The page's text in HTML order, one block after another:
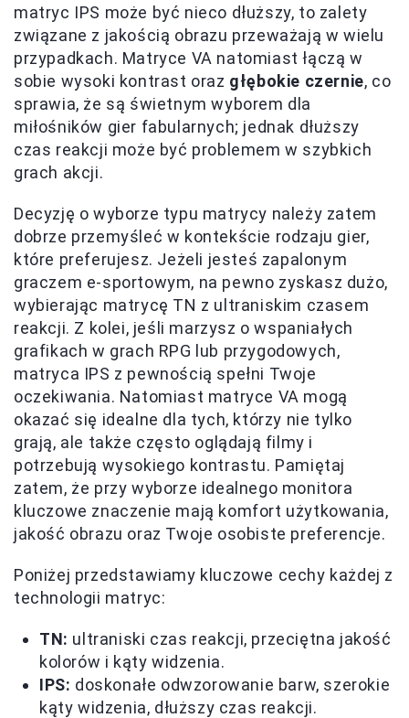
matryc IPS może być nieco dłuższy, to zalety
związane z jakością obrazu przeważają w wielu
przypadkach. Matryce VA natomiast łączą w
sobie wysoki kontrast oraz głębokie czernie, co
sprawia, że są świetnym wyborem dla
miłośników gier fabularnych; jednak dłuższy
czas reakcji może być problemem w szybkich
grach akcji.
Decyzję o wyborze typu matrycy należy zatem
dobrze przemyśleć w kontekście rodzaju gier,
które preferujesz. Jeżeli jesteś zapalonym
graczem e-sportowym, na pewno zyskasz dużo,
wybierając matrycę TN z ultraniskim czasem
reakcji. Z kolei, jeśli marzysz o wspaniałych
grafikach w grach RPG lub przygodowych,
matryca IPS z pewnością spełni Twoje
oczekiwania. Natomiast matryce VA mogą
okazać się idealne dla tych, którzy nie tylko
grają, ale także często oglądają filmy i
potrzebują wysokiego kontrastu. Pamiętaj
zatem, że przy wyborze idealnego monitora
kluczowe znaczenie mają komfort użytkowania,
jakość obrazu oraz Twoje osobiste preferencje.
Poniżej przedstawiamy kluczowe cechy każdej z
technologii matryc:
TN: ultraniski czas reakcji, przeciętna jakość
kolorów i kąty widzenia.
IPS: doskonałe odwzorowanie barw, szerokie
kąty widzenia, dłuższy czas reakcji.